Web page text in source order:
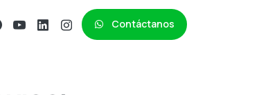
Contáctanos